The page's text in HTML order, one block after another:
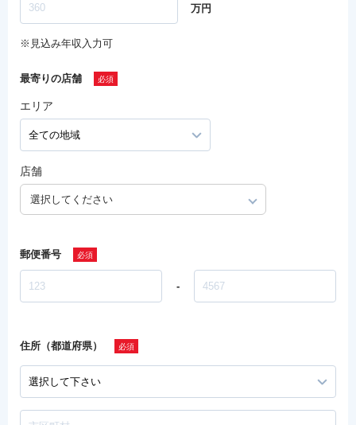
万円
※見込み年収入力可
最寄りの店舗
エリア
店舗
選択してください
郵便番号
-
住所（都道府県）